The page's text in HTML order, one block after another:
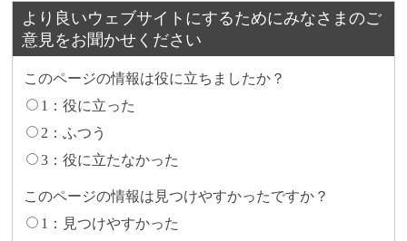
より良いウェブサイトにするためにみなさまのご
意見をお聞かせください
このページの情報は役に立ちましたか？
1：役に立った
2：ふつう
3：役に立たなかった
このページの情報は見つけやすかったですか？
1：見つけやすかった